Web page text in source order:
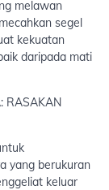
melawan
segel
kekuatan
daripada mati
RASAKAN
yang berukuran
keluar